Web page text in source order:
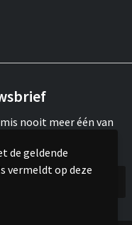
nooit meer één van
de geldende
vermeldt op deze